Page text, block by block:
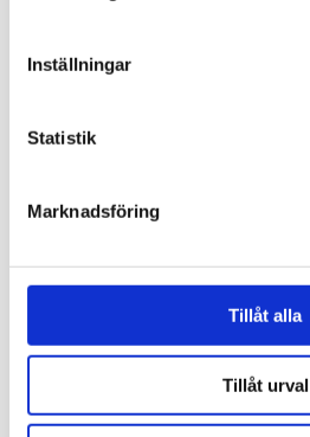
Inställningar
Statistik
Marknadsföring
Tillåt alla
Tillåt urval
överenskommelse, ring 0381-210
Kyrkomuseet
, som ligger vid
Ingatorp, brukar ha öppet
guiden i kyrkan .
Välkommen som medlem, då får
intressantaHembygdsblad!
Medlemsavgiften, 50 kr person,